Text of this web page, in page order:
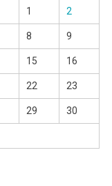
1 2
8 9
15 16
22 23
29 30